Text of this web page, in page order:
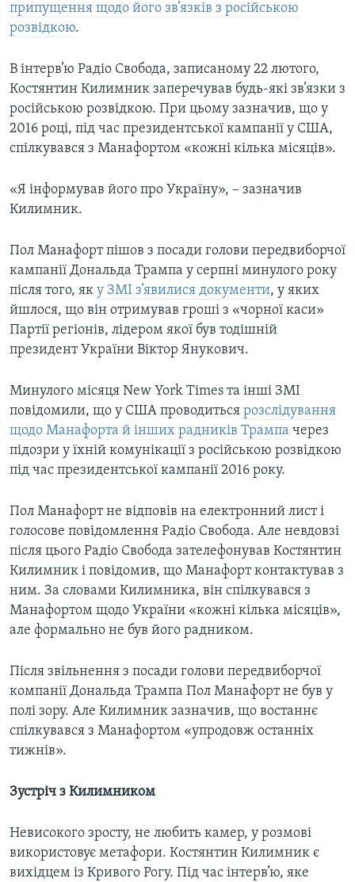
припущення щодо його зв’язків з російською
розвідкою.
В інтерв’ю Радіо Свобода, записаному 22 лютого,
Костянтин Килимник заперечував будь-які зв’язки з
російською розвідкою. При цьому зазначив, що у
2016 році, під час президентської кампанії у США,
спілкувався з Манафортом «кожні кілька місяців».
«Я інформував його про Україну», – зазначив
Килимник.
Пол Манафорт пішов з посади голови передвиборчої
кампанії Дональда Трампа у серпні минулого року
після того, як у ЗМІ з’явилися документи, у яких
йшлося, що він отримував гроші з «чорної каси»
Партії регіонів, лідером якої був тодішній
президент України Віктор Янукович.
Минулого місяця New York Times та інші ЗМІ
повідомили, що у США проводиться розслідування
щодо Манафорта й інших радників Трампа через
підозри у їхній комунікації з російською розвідкою
під час президентської кампанії 2016 року.
Пол Манафорт не відповів на електронний лист і
голосове повідомлення Радіо Свобода. Але невдовзі
після цього Радіо Свобода зателефонував Костянтин
Килимник і повідомив, що Манафорт контактував з
ним. За словами Килимника, він спілкувався з
Манафортом щодо України «кожні кілька місяців»,
але формально не був його радником.
Після звільнення з посади голови передвиборчої
компанії Дональда Трампа Пол Манафорт не був у
полі зору. Але Килимник зазначив, що востаннє
спілкувався з Манафортом «упродовж останніх
тижнів».​
Зустріч з Килимником
Невисокого зросту, не любить камер, у розмові
використовує метафори. Костянтин Килимник є
вихідцем із Кривого Рогу. Під час інтерв’ю, яке